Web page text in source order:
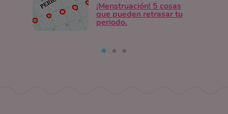
¡Menstruación! 5 cosas
que pueden retrasar tu
periodo.